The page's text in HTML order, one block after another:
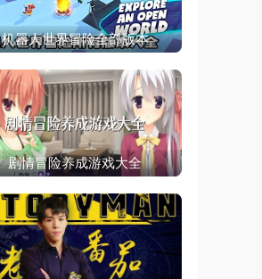
机器人世界冒险全部版本
剧情冒险养成游戏大全